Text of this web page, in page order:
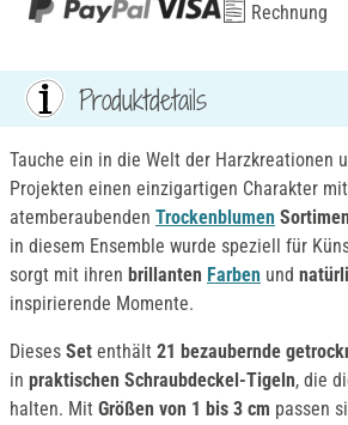
Rechnung
Produktdetails
Tauche ein in die Welt der Harzkreationen
Projekten einen einzigartigen Charakter
atemberaubenden Trockenblumen
in diesem Ensemble wurde speziell für
sorgt mit ihren brillanten Farben und
inspirierende Momente.
Dieses Set enthält 21 bezaubernde
in praktischen Schraubdeckel-Tigeln, die
halten. Mit Größen von 1 bis 3 cm passen